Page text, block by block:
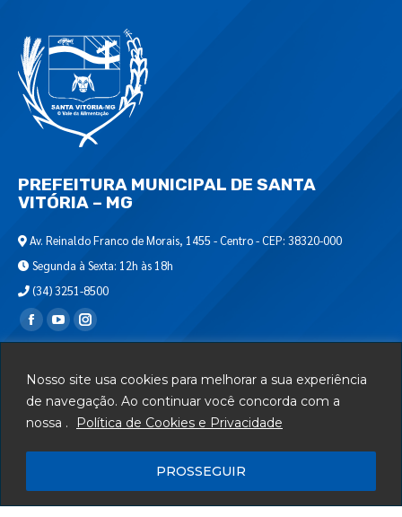
Nosso site usa cookies para melhorar a sua experiência
de navegação. Ao continuar você concorda com a
nossa .
Política de Cookies e Privacidade
PROSSEGUIR
PREFEITURA MUNICIPAL DE SANTA
VITÓRIA – MG
Av. Reinaldo Franco de Morais, 1455 - Centro - CEP: 38320-000
Segunda à Sexta: 12h às 18h
(34) 3251-8500
Encontre-nos em:
Departamento de T.I.
Serviços
Mapa do Site